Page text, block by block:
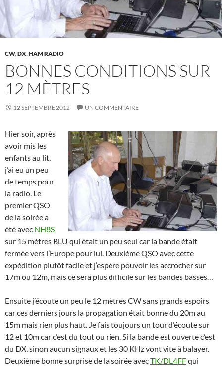
CW,DX,HAM RADIO
BONNES CONDITIONS SUR
12 MÈTRES
12 SEPTEMBRE 2012 UN COMMENTAIRE
Hier soir, après
avoir mis les
enfants au lit,
j’ai eu un peu
de temps pour
la radio. Le
premier QSO
de la soirée a
été avec NH8S
sur 15 mètres BLU qui était un peu seul car la bande était
fermée vers l’Europe pour lui. Deuxième QSO avec cette
expédition plutôt facile et j’espère pouvoir les accrocher sur
17m ou 12m, mais ce sera plus difficile sur les bandes basses…
Ensuite j’écoute un peu le 12 mètres CW sans grands espoirs
car ces derniers jours la propagation était bonne du 20m au
15m mais rien plus haut. Je fais toujours un tour d’écoute sur
12 et 10m car c’est du tout ou rien. Si la bande est ouverte c’est
du DX, sinon aucun signaux et les 30 KHz vont vite à balayer.
Deuxième bonne surprise de la soirée avecTK/DL4FFqui